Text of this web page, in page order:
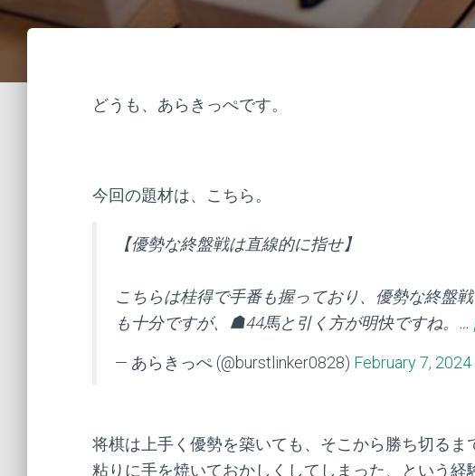
どうも、あらきっぺです。
今回の題材は、こちら。
【優勢な終盤戦は直線的に指せ】
こちらは桂得で手番も握っており、優勢な終盤
も十分ですが、☗44馬と引く方が明快ですね。…
— あらきっぺ (@burstlinker0828) February 7, 2024
将棋は上手く優勢を築いても、そこから勝ち切る
粘りに手を焼いておかしくしてしまった、という経